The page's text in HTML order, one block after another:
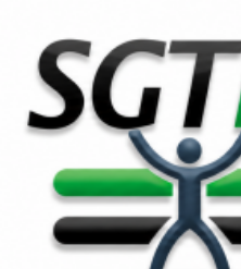
contenido